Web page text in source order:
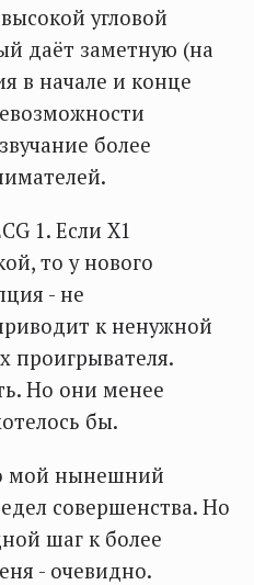
угловой
даёт заметную (на
в начале и конце
более
1. Если X1
то у нового
- не
к ненужной
проигрывателя.
Но они менее
бы.
мой нынешний
совершенства. Но
шаг к более
- очевидно.